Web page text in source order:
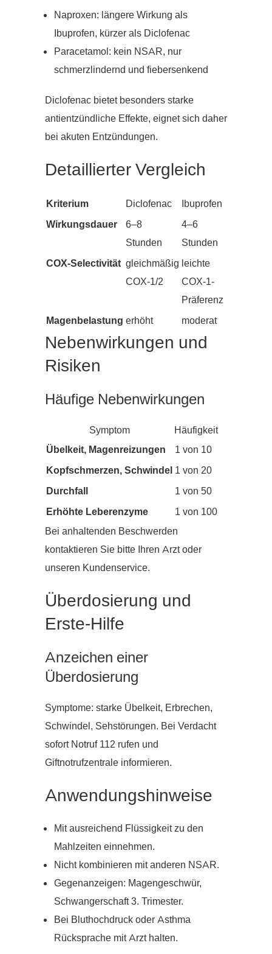
Naproxen: längere Wirkung als
Ibuprofen, kürzer als Diclofenac
Paracetamol: kein NSAR, nur
schmerzlindernd und fiebersenkend
Diclofenac bietet besonders starke
antientzündliche Effekte, eignet sich daher
bei akuten Entzündungen.
Detaillierter Vergleich
Kriterium Diclofenac
Ibuprofen
Wirkungsdauer
6–8
Stunden
4–6
Stunden
COX-Selectivität gleichmäßig
COX-1/2
leichte
COX-1-
Präferenz
Magenbelastung erhöht moderat
Nebenwirkungen und
Risiken
Häufige Nebenwirkungen
Symptom
Häufigkeit
Übelkeit, Magenreizungen
1 von 10
Kopfschmerzen, Schwindel 1 von 20
Durchfall
1 von 50
Erhöhte Leberenzyme
1 von 100
Bei anhaltenden Beschwerden
kontaktieren Sie bitte Ihren Arzt oder
unseren Kundenservice.
Überdosierung und
Erste-Hilfe
Anzeichen einer
Überdosierung
Symptome: starke Übelkeit, Erbrechen,
Schwindel, Sehstörungen. Bei Verdacht
sofort Notruf 112 rufen und
Giftnotrufzentrale informieren.
Anwendungshinweise
Mit ausreichend Flüssigkeit zu den
Mahlzeiten einnehmen.
Nicht kombinieren mit anderen NSAR.
Gegenanzeigen: Magengeschwür,
Schwangerschaft 3. Trimester.
Bei Bluthochdruck oder Asthma
Rücksprache mit Arzt halten.